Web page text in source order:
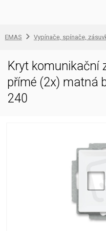
EMAS Vypínače, spínače,
Kryt komunikační
přímé (2x) matná
240